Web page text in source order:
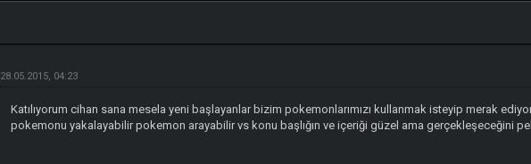
28.05.2015, 04:23
Katılıyorum cihan sana mesela yeni başlayanlar bizim pokemonlarımızı kullanmak isteyip merak
pokemonu yakalayabilir pokemon arayabilir vs konu başlığın ve içeriği güzel ama gerçekleşeceğini